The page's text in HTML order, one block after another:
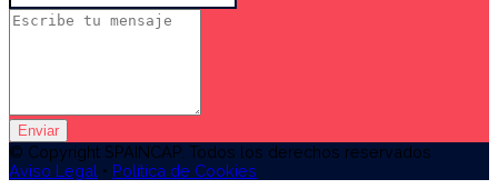
Enviar
© Copyright SPAINCAP. Todos los derechos reservados
Aviso Legal • Política de Cookies